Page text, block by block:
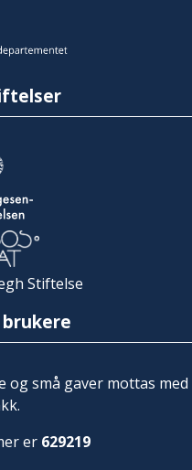
Stiftelse
og små gaver mottas med
er 629219